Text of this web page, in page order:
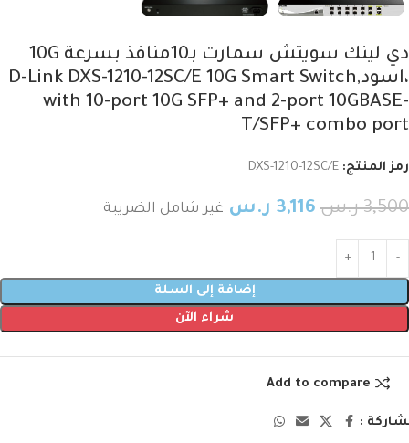
دي لينك سويتش سمارت بـ10منافذ بسرعة 10G
،اسود,D-Link DXS-1210-12SC/E 10G Smart Switch
with 10-port 10G SFP+ and 2-port 10GBASE-
T/SFP+ combo port
رمز المنتج: DXS-1210-12SC/E
3,500 ر.س 3,116 ر.س غير شامل الضريبة
إضافة إلى السلة
شراء الآن
Add to compare
: